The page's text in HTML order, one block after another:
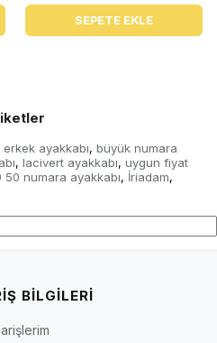
SEPETE EKLE
erkek ayakkabı, büyük numara
, lacivert ayakkabı, uygun fiyat
numara ayakkabı, İriadam,
BİLGİLERİ